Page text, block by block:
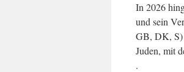
In 2026
und sein
GB, DK, S)
Juden, mit
.